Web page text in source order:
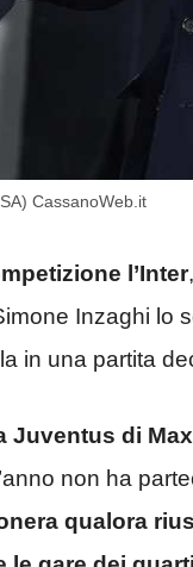
CassanoWeb.it
l’Inter
Inzaghi lo
in una partita
Juventus di
non ha
qualora